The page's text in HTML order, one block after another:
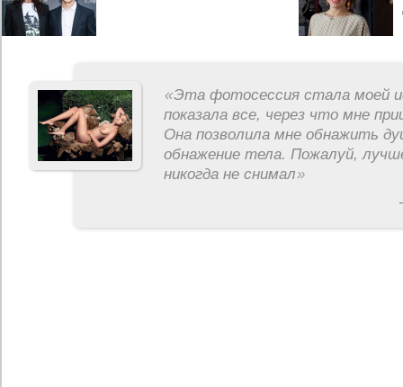
«Эта фотосессия стала моей
показала все, через что мне
Она позволила мне обнажить
обнажение тела. Пожалуй,
никогда не снимал»